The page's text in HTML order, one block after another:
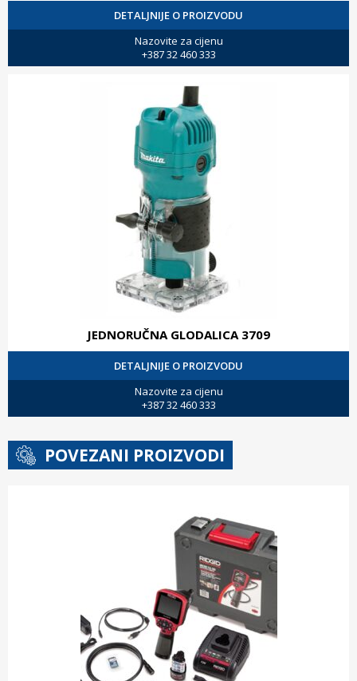
DETALJNIJE O PROIZVODU
Nazovite za cijenu
+387 32 460 333
JEDNORUČNA GLODALICA 3709
DETALJNIJE O PROIZVODU
Nazovite za cijenu
+387 32 460 333
POVEZANI PROIZVODI